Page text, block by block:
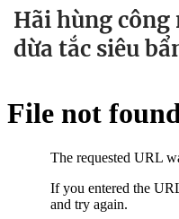
Hãi hùng công
dừa tắc siêu